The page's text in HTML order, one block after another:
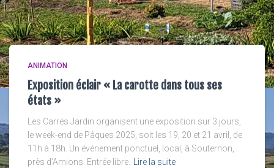
ANIMATION
Exposition éclair « La carotte dans tous ses
états »
Les Carrés Jardin organisent une exposition sur 3 jours,
le week-end de Pâques 2025, soit les 19, 20 et 21 avril, de
11h à 18h. Un évènement ponctuel, local, à Souternon,
près d’Amions. Entrée libre. Lire la suite